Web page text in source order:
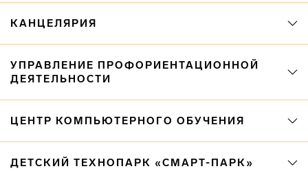
КАНЦЕЛЯРИЯ
УПРАВЛЕНИЕ ПРОФОРИЕНТАЦИОННОЙ
ДЕЯТЕЛЬНОСТИ
ЦЕНТР КОМПЬЮТЕРНОГО ОБУЧЕНИЯ
ДЕТСКИЙ ТЕХНОПАРК «СМАРТ-ПАРК»